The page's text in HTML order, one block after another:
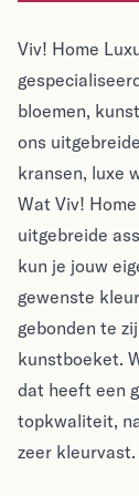
Viv! Home
Viv! Home
Viv! Home
bloemen,
ons
kransen, luxe
Wat Viv!
uitgebreide
kun je jouw
gewenste
gebonden te
kunstboeket.
dat heeft een
topkwaliteit,
zeer kleurvast.